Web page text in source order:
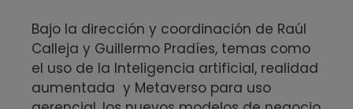
Bajo la dirección y coordinación de Raúl
Calleja y Guillermo Pradíes, temas como
el uso de la Inteligencia artificial, realidad
aumentada y Metaverso para uso